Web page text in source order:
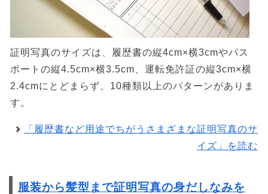
証明写真のサイズは、履歴書の縦4cm×横3cmやパス
ポートの縦4.5cm×横3.5cm、運転免許証の縦3cm×横
2.4cmにとどまらず、10種類以上のパターンがありま
す。
「履歴書など用途でちがうさまざまな証明写真のサ
イズ」を読む
服装から髪型まで証明写真の身だしなみを